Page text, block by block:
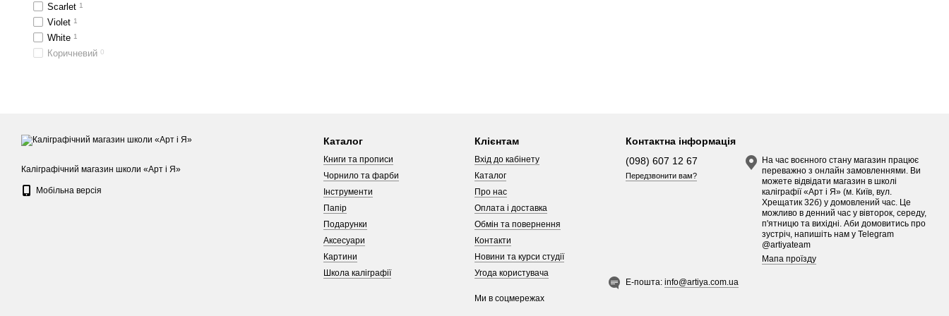
Scarlet 1
Violet 1
White 1
Коричневий 0
Каліграфічний магазин школи «Арт і Я»
Мобільна версія
Каталог
Книги та прописи
Чорнило та фарби
Інструменти
Папір
Подарунки
Аксесуари
Картини
Школа каліграфії
Клієнтам
Вхід до кабінету
Каталог
Про нас
Оплата і доставка
Обмін та повернення
Контакти
Новини та курси студії
Угода користувача
Ми в соцмережах
Контактна інформація
(098) 607 12 67
Передзвонити вам?
На час воєнного стану магазин працює
переважно з онлайн замовленнями. Ви
можете відвідати магазин в школі
каліграфії «Арт і Я» (м. Київ, вул.
Хрещатик 32б) у домовлений час. Це
можливо в денний час у вівторок, середу,
п'ятницю та вихідні. Аби домовитись про
зустріч, напишіть нам у Telegram
@artiyateam
Мапа проїзду
Е-пошта:info@artiya.com.ua